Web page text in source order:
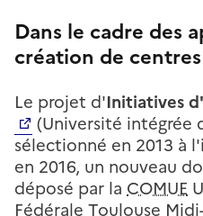
Dans le cadre des
création de
Le projet d'Initiatives
(Université intégrée
sélectionné en 2013 à
en 2016, un nouveau
déposé par la COMUE
Fédérale Toulouse